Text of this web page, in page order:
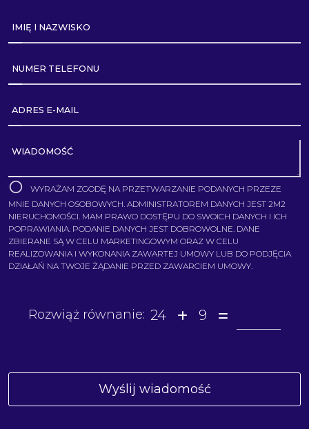
IMIĘ I NAZWISKO
NUMER TELEFONU
ADRES E-MAIL
WIADOMOŚĆ
WYRAŻAM ZGODĘ NA PRZETWARZANIE PODANYCH PRZEZE
MNIE DANYCH OSOBOWYCH. ADMINISTRATOREM DANYCH JEST 2M2
NIERUCHOMOŚCI. MAM PRAWO DOSTĘPU DO SWOICH DANYCH I ICH
POPRAWIANIA. PODANIE DANYCH JEST DOBROWOLNE. DANE
ZBIERANE SĄ W CELU MARKETINGOWYM ORAZ W CELU
REALIZOWANIA I WYKONANIA ZAWARTEJ UMOWY LUB DO PODJĘCIA
DZIAŁAŃ NA TWOJE ŻĄDANIE PRZED ZAWARCIEM UMOWY.
Rozwiąż równanie: 24 9